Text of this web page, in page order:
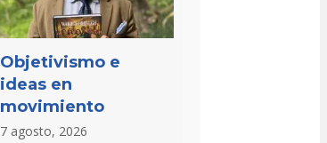
Objetivismo e
ideas en
movimiento
7 agosto, 2026